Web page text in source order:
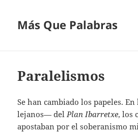
Más Que Palabras
Paralelismos
Se han cambiado los papeles.
lejanos— delPlan Ibarretxe, los
apostaban por el soberanismo